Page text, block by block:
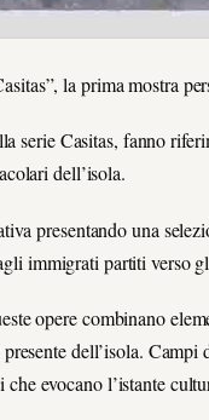
la prima mostra
serie Casitas, fanno
dell’isola.
presentando una
immigrati partiti verso
opere combinano
dell’isola.
evocano l’istante